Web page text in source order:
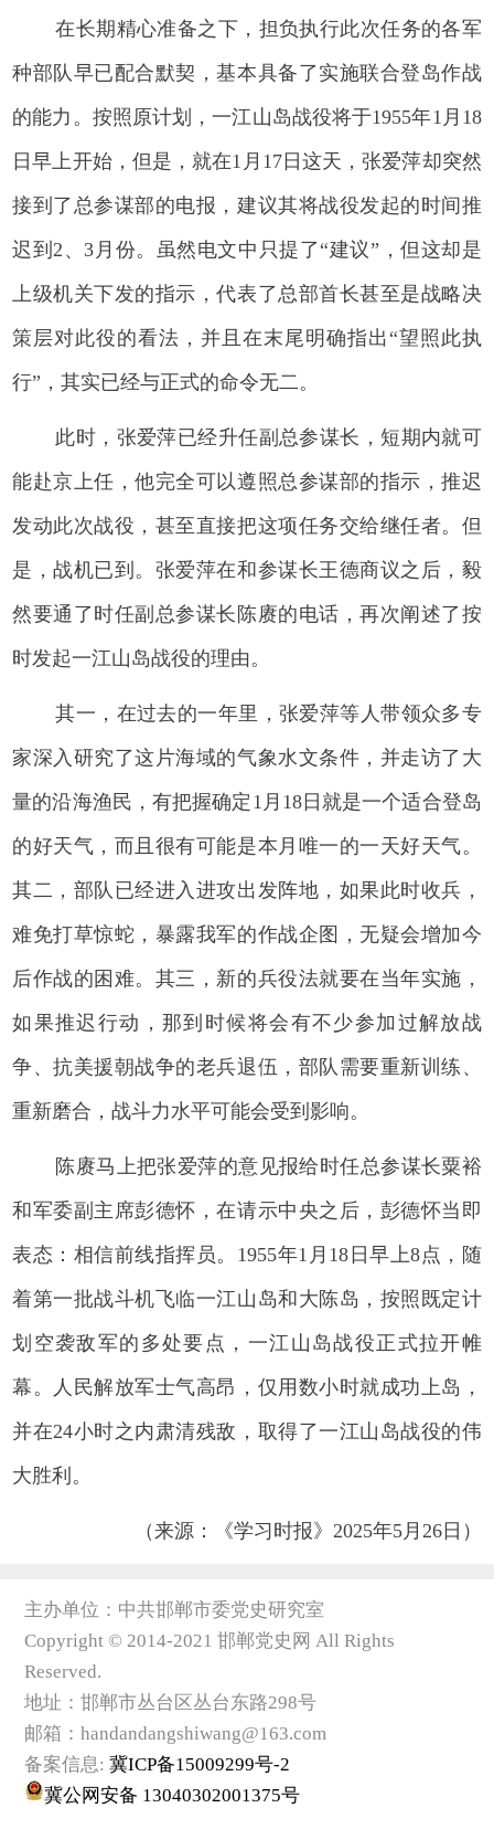
在长期精心准备之下，担负执行此次任务的各军
种部队早已配合默契，基本具备了实施联合登岛作战
的能力。按照原计划，一江山岛战役将于1955年1月18
日早上开始，但是，就在1月17日这天，张爱萍却突然
接到了总参谋部的电报，建议其将战役发起的时间推
迟到2、3月份。虽然电文中只提了“建议”，但这却是
上级机关下发的指示，代表了总部首长甚至是战略决
策层对此役的看法，并且在末尾明确指出“望照此执
行”，其实已经与正式的命令无二。
此时，张爱萍已经升任副总参谋长，短期内就可
能赴京上任，他完全可以遵照总参谋部的指示，推迟
发动此次战役，甚至直接把这项任务交给继任者。但
是，战机已到。张爱萍在和参谋长王德商议之后，毅
然要通了时任副总参谋长陈赓的电话，再次阐述了按
时发起一江山岛战役的理由。
其一，在过去的一年里，张爱萍等人带领众多专
家深入研究了这片海域的气象水文条件，并走访了大
量的沿海渔民，有把握确定1月18日就是一个适合登岛
的好天气，而且很有可能是本月唯一的一天好天气。
其二，部队已经进入进攻出发阵地，如果此时收兵，
难免打草惊蛇，暴露我军的作战企图，无疑会增加今
后作战的困难。其三，新的兵役法就要在当年实施，
如果推迟行动，那到时候将会有不少参加过解放战
争、抗美援朝战争的老兵退伍，部队需要重新训练、
重新磨合，战斗力水平可能会受到影响。
陈赓马上把张爱萍的意见报给时任总参谋长粟裕
和军委副主席彭德怀，在请示中央之后，彭德怀当即
表态：相信前线指挥员。1955年1月18日早上8点，随
着第一批战斗机飞临一江山岛和大陈岛，按照既定计
划空袭敌军的多处要点，一江山岛战役正式拉开帷
幕。人民解放军士气高昂，仅用数小时就成功上岛，
并在24小时之内肃清残敌，取得了一江山岛战役的伟
大胜利。
（来源：《学习时报》2025年5月26日）
主办单位：中共邯郸市委党史研究室
Copyright © 2014-2021 邯郸党史网 All Rights
Reserved.
地址：邯郸市丛台区丛台东路298号
邮箱：handandangshiwang@163.com
备案信息: 冀ICP备15009299号-2
冀公网安备 13040302001375号